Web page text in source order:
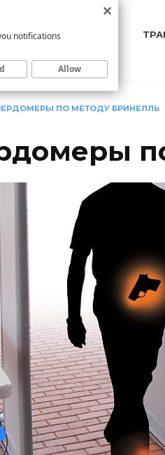
ПО МЕТОДУ БРИНЕЛЛЬ
notifications
Allow